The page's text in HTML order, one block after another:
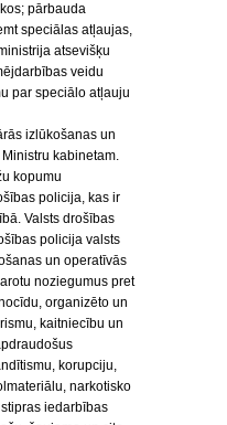
pārbauda
speciālas atļaujas,
atsevišķu
veidu
par speciālo atļauju
izlūkošanas un
kabinetam.
kopumu
policija, kas ir
Valsts drošības
policija valsts
un operatīvās
noziegumus pret
organizēto un
kaitniecību un
korupciju,
narkotisko
iedarbības